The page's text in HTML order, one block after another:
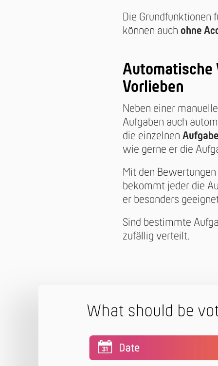
Die Grundfunktionen
können auch ohne
Automatische
Vorlieben
Neben einer
Aufgaben auch
die einzelnen
wie gerne er die
Mit den
bekommt jeder die
er besonders
Sind bestimmte
zufällig verteilt.